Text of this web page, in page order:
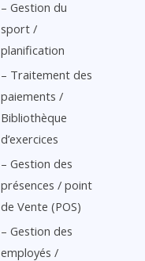
– Gestion du
sport /
planification
– Traitement des
paiements /
Bibliothèque
d’exercices
– Gestion des
présences / point
de Vente (POS)
– Gestion des
employés /